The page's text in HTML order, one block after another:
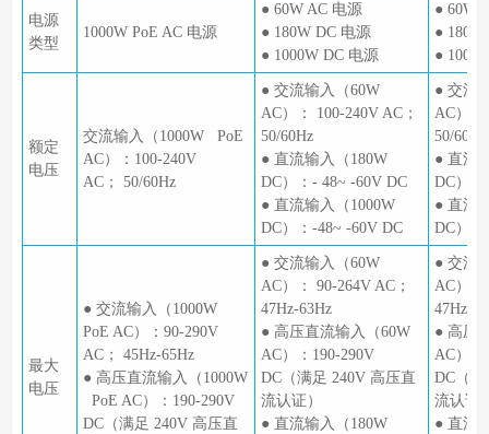
电源
类型
1000W PoE AC 电源
● 60W AC 电源
● 180W DC 电源
● 1000W DC 电源
● 60W
●
●
额定
电压
交流输入（1000W PoE
AC）：100-240V
AC； 50/60Hz
● 交流输入（60W
AC）： 100-240V AC；
50/60Hz
● 直流输入（180W
DC）：- 48~ -60V DC
● 直流输入（1000W
DC）：-48~ -60V DC
● 交流
AC）：
50/60Hz
● 直流
DC）：
● 直流
DC）：
最大
电压
● 交流输入（1000W
PoE AC）：90-290V
AC； 45Hz-65Hz
● 高压直流输入（1000W
PoE AC）：190-290V
DC（满足 240V 高压直
● 交流输入（60W
AC）： 90-264V AC；
47Hz-63Hz
● 高压直流输入（60W
AC）：190-290V
DC（满足 240V 高压直
流认证）
● 直流输入（180W
● 交流
AC）：
47Hz-
● 高压
AC）：
DC（
流认证
● 直流